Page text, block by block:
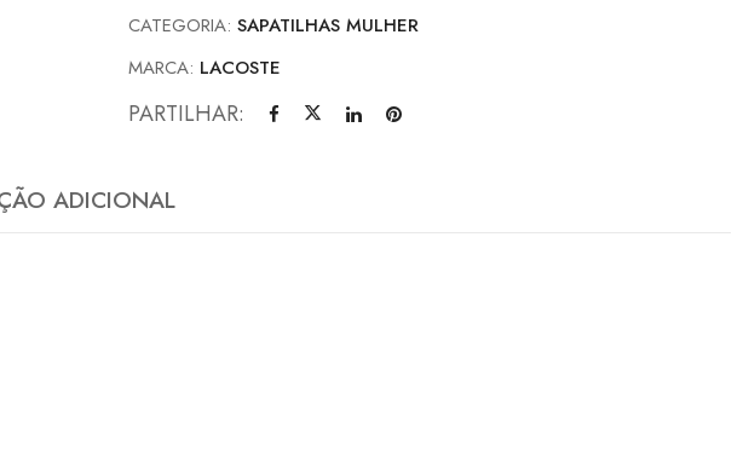
CATEGORIA:SAPATILHAS MULHER
MARCA: LACOSTE
PARTILHAR:
ADICIONAL